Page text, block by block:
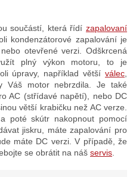
součástí, která řídí zapalovaní
kondenzátorové zapalování je
otevřené verzi. Odškrcená
plný výkon motoru, to je
úpravy, například větší válec
Váš motor nebrzdila. Je také
AC (střídavé napětí), nebo DC
větší krabičku než AC verze.
poté skútr nakopnout pomocí
jiskru, máte zapalování pro
máte DC verzi. V případě, že
se obrátit na náš servis